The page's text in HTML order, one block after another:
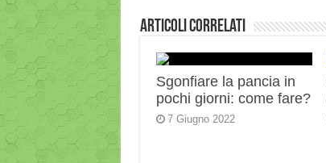
Articoli correlati
Sgonfiare la pancia in
pochi giorni: come fare?
7 Giugno 2022